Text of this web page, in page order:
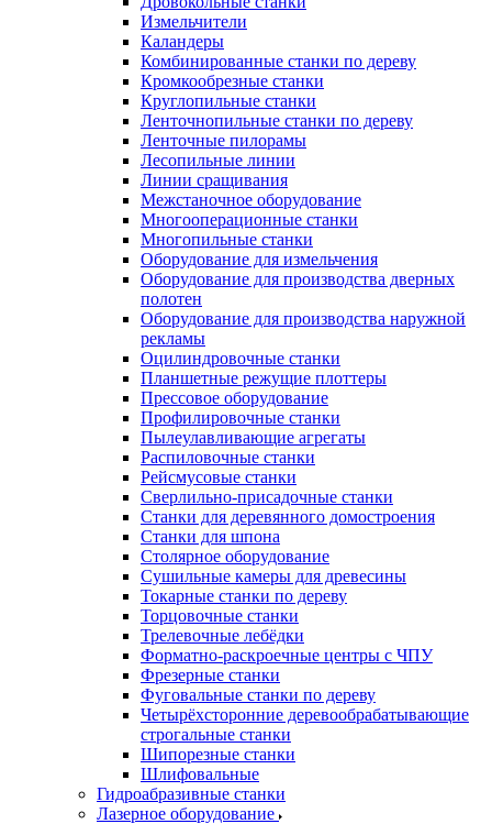
Измельчители
Каландеры
Комбинированные станки по дереву
Кромкообрезные станки
Круглопильные станки
Ленточнопильные станки по дереву
Ленточные пилорамы
Лесопильные линии
Линии сращивания
Межстаночное оборудование
Многооперационные станки
Многопильные станки
Оборудование для измельчения
Оборудование для производства дверных
полотен
Оборудование для производства наружной
рекламы
Оцилиндровочные станки
Планшетные режущие плоттеры
Прессовое оборудование
Профилировочные станки
Пылеулавливающие агрегаты
Распиловочные станки
Рейсмусовые станки
Сверлильно-присадочные станки
Станки для деревянного домостроения
Станки для шпона
Столярное оборудование
Сушильные камеры для древесины
Токарные станки по дереву
Торцовочные станки
Трелевочные лебёдки
Форматно-раскроечные центры с ЧПУ
Фрезерные станки
Фуговальные станки по дереву
Четырёхсторонние деревообрабатывающие
строгальные станки
Шипорезные станки
Шлифовальные
Гидроабразивные станки
Лазерное оборудование